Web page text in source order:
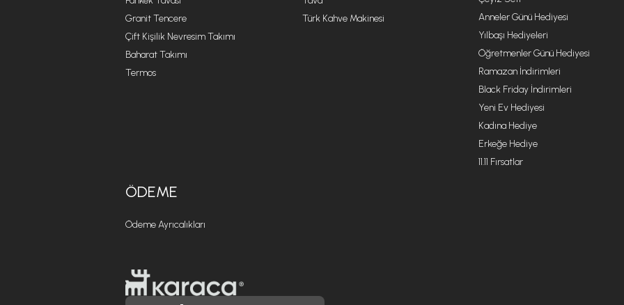
Granit Tencere
Çift Kişilik Nevresim Takımı
Baharat Takımı
Termos
Türk Kahve Makinesi
Anneler Günü Hediyesi
Yılbaşı Hediyeleri
Öğretmenler Günü Hediyesi
Ramazan İndirimleri
Black Friday İndirimleri
Yeni Ev Hediyesi
Kadına Hediye
Erkeğe Hediye
11.11 Fırsatlar
ÖDEME
Ödeme Ayrıcalıkları